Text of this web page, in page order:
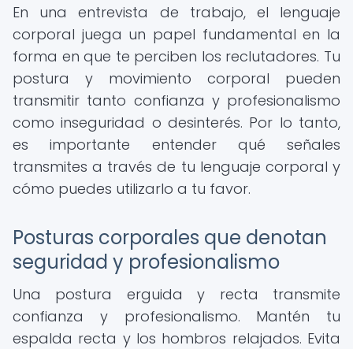
En una entrevista de trabajo, el lenguaje
corporal juega un papel fundamental en la
forma en que te perciben los reclutadores. Tu
postura y movimiento corporal pueden
transmitir tanto confianza y profesionalismo
como inseguridad o desinterés. Por lo tanto,
es importante entender qué señales
transmites a través de tu lenguaje corporal y
cómo puedes utilizarlo a tu favor.
Posturas corporales que denotan
seguridad y profesionalismo
Una postura erguida y recta transmite
confianza y profesionalismo. Mantén tu
espalda recta y los hombros relajados. Evita